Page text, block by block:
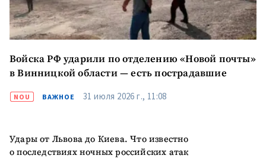
Войска РФ ударили по отделению «Новой почты»
в Винницкой области — есть пострадавшие
NOU ВАЖНОЕ 31 июля 2026 г., 11:08
Удары от Львова до Киева. Что известно
о последствиях ночных российских атак